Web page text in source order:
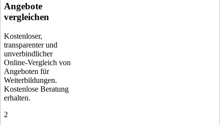
Angebote
vergleichen
Kostenloser,
transparenter und
unverbindlicher
Online-Vergleich von
Angeboten für
Weiterbildungen.
Kostenlose Beratung
erhalten.
2